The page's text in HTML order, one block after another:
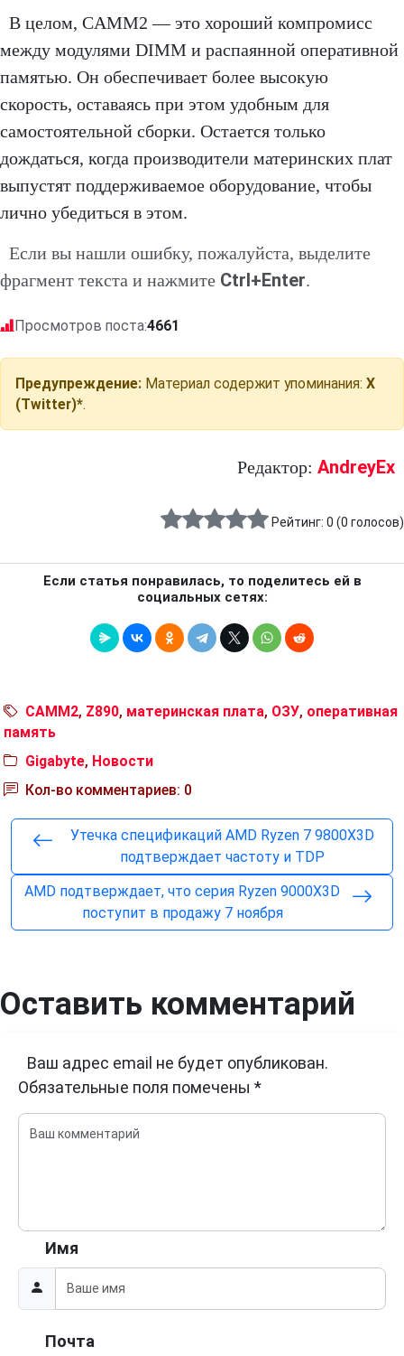
В целом, CAMM2 — это хороший компромисс
между модулями DIMM и распаянной оперативной
памятью. Он обеспечивает более высокую
скорость, оставаясь при этом удобным для
самостоятельной сборки. Остается только
дождаться, когда производители материнских плат
выпустят поддерживаемое оборудование, чтобы
лично убедиться в этом.
Если вы нашли ошибку, пожалуйста, выделите
фрагмент текста и нажмите Ctrl+Enter.
Просмотров поста:4661
Предупреждение: Материал содержит упоминания: X
(Twitter)*.
Редактор: AndreyEx
Рейтинг: 0 (0 голосов)
Если статья понравилась, то поделитесь ей в
социальных сетях:
CAMM2, Z890, материнская плата, ОЗУ, оперативная
память
Gigabyte, Новости
Кол-во комментариев: 0
Утечка спецификаций AMD Ryzen 7 9800X3D
подтверждает частоту и TDP
AMD подтверждает, что серия Ryzen 9000X3D
поступит в продажу 7 ноября
Оставить комментарий
Ваш адрес email не будет опубликован.
Обязательные поля помечены *
Имя
Почта